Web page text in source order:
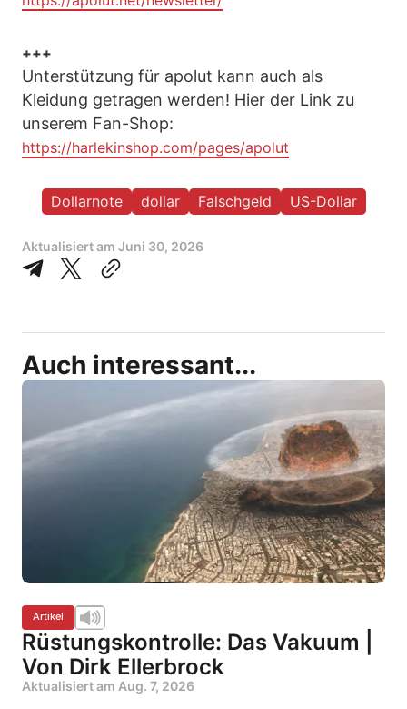
+++
Unterstützung für apolut kann auch als
Kleidung getragen werden! Hier der Link zu
unserem Fan-Shop:
https://harlekinshop.com/pages/apolut
Dollarnote dollar Falschgeld US-Dollar
Aktualisiert am Juni 30, 2026
Auch interessant...
Artikel
Rüstungskontrolle: Das Vakuum |
Von Dirk Ellerbrock
Aktualisiert am Aug. 7, 2026